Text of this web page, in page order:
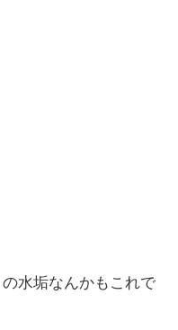
水垢なんかもこれで